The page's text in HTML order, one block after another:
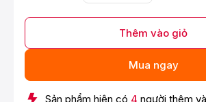
Thêm vào giỏ
Mua ngay
Sản phẩm hiện có 4 người thêm